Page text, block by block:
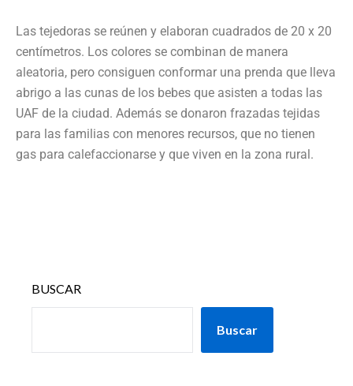
Las tejedoras se reúnen y elaboran cuadrados de 20 x 20
centímetros. Los colores se combinan de manera
aleatoria, pero consiguen conformar una prenda que lleva
abrigo a las cunas de los bebes que asisten a todas las
UAF de la ciudad. Además se donaron frazadas tejidas
para las familias con menores recursos, que no tienen
gas para calefaccionarse y que viven en la zona rural.
BUSCAR
Buscar